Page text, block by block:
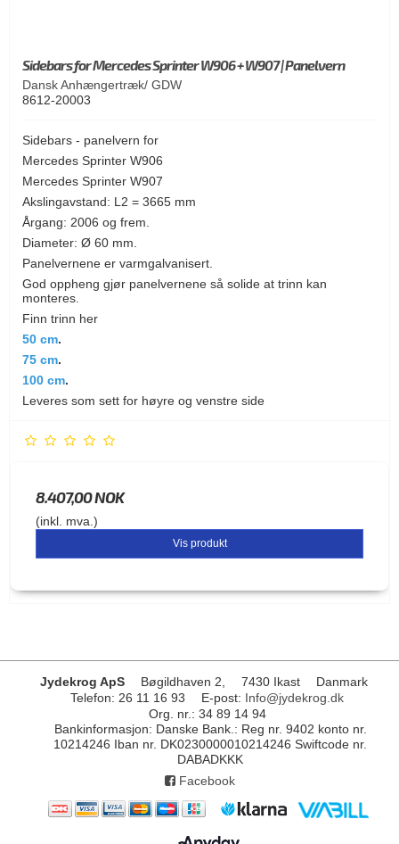
Sidebars for Mercedes Sprinter W906 + W907 | Panelvern
Dansk Anhængertræk/ GDW
8612-20003
Sidebars - panelvern for
Mercedes Sprinter W906
Mercedes Sprinter W907
Akslingavstand: L2 = 3665 mm
Årgang: 2006 og frem.
Diameter: Ø 60 mm.
Panelvernene er varmgalvanisert.
God oppheng gjør panelvernene så solide at trinn kan
monteres.
Finn trinn her
50 cm.
75 cm.
100 cm.
Leveres som sett for høyre og venstre side
8.407,00 NOK
(inkl. mva.)
Vis produkt
Jydekrog ApS Bøgildhaven 2, 7430 Ikast
Danmark
Telefon: 26 11 16 93 E-post: Info@jydekrog.dk
Org. nr. : 34 89 14 94
Bankinformasjon: Danske Bank.: Reg nr. 9402 konto nr.
10214246 Iban nr. DK0230000010214246 Swiftcode nr.
DABADKKK
Facebook